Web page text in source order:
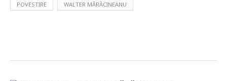
POVESTIRE WALTER MĂRĂCINEANU